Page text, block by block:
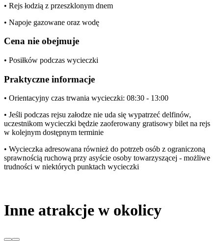
• Rejs łodzią z przeszklonym dnem
• Napoje gazowane oraz wodę
Cena nie obejmuje
• Posiłków podczas wycieczki
Praktyczne informacje
• Orientacyjny czas trwania wycieczki: 08:30 - 13:00
• Jeśli podczas rejsu załodze nie uda się wypatrzeć delfinów,
uczestnikom wycieczki będzie zaoferowany gratisowy bilet na rejs
w kolejnym dostępnym terminie
• Wycieczka adresowana również do potrzeb osób z ograniczoną
sprawnością ruchową przy asyście osoby towarzyszącej - możliwe
trudności w niektórych punktach wycieczki
Inne atrakcje w okolicy